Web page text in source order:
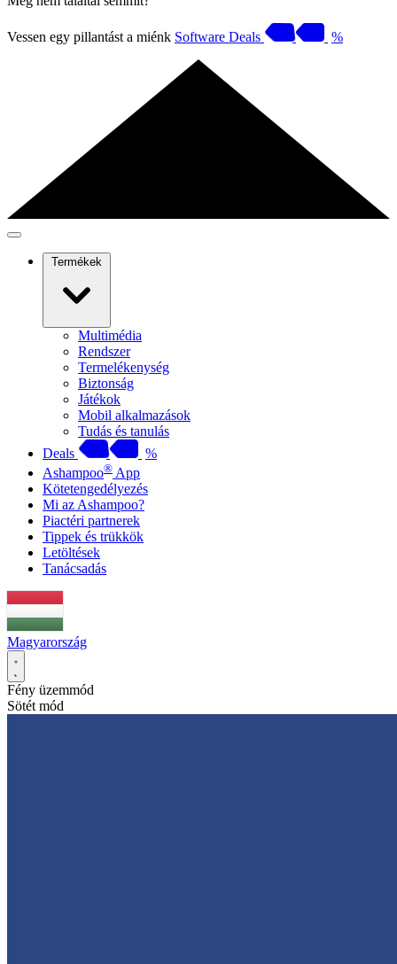
Vessen egy pillantást a miénk Software Deals %
Termékek
Multimédia
Rendszer
Termelékenység
Biztonság
Játékok
Mobil alkalmazások
Tudás és tanulás
Deals
%
Ashampoo® App
Kötetengedélyezés
Mi az Ashampoo?
Piactéri partnerek
Tippek és trükkök
Letöltések
Tanácsadás
Magyarország
Fény üzemmód
Sötét mód